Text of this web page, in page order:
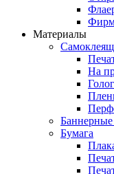
Материалы
На
Бумага